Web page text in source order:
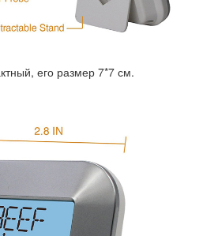
его размер 7*7 см.